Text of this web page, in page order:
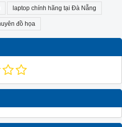
laptop chính hãng tại Đà Nẵng
đồ họa